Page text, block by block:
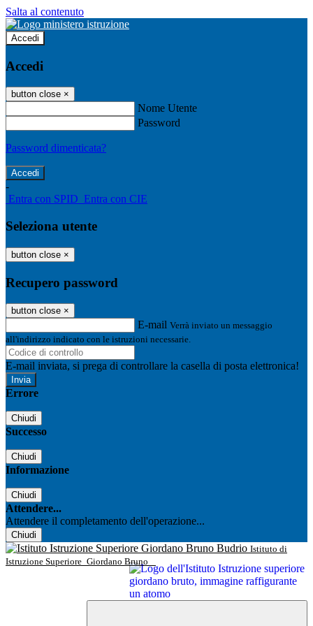
Salta al contenuto
Accedi
Accedi
button close ×
Nome Utente
Password
Password dimenticata?
-
Entra con SPID Entra con CIE
Seleziona utente
button close ×
Recupero password
button close ×
E-mail Verrà inviato un messaggio
all'indirizzo indicato con le istruzioni necessarie.
E-mail inviata, si prega di controllare la casella di posta elettronica!
Errore
Chiudi
Successo
Chiudi
Informazione
Chiudi
Attendere...
Attendere il completamento dell'operazione...
Chiudi
Istituto di
Istruzione Superiore Giordano Bruno